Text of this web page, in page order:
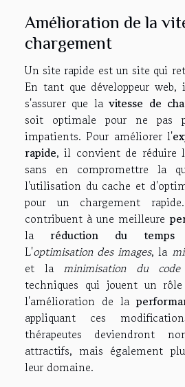
Amélioration de la
chargement
Un site rapide est un site qui
En tant que développeur
s'assurer que lavitesse de
soit optimale pour ne pas
impatients. Pour améliorer l'
rapide, il convient de réduire
sans en compromettre la
l'utilisation du cache et
pour un chargement
contribuent à une meilleure
la réduction du temps
L'optimisation des images, la
et la minimisation du code
techniques qui jouent un
l'amélioration de la
appliquant ces
thérapeutes deviendront
attractifs, mais également
leur domaine.